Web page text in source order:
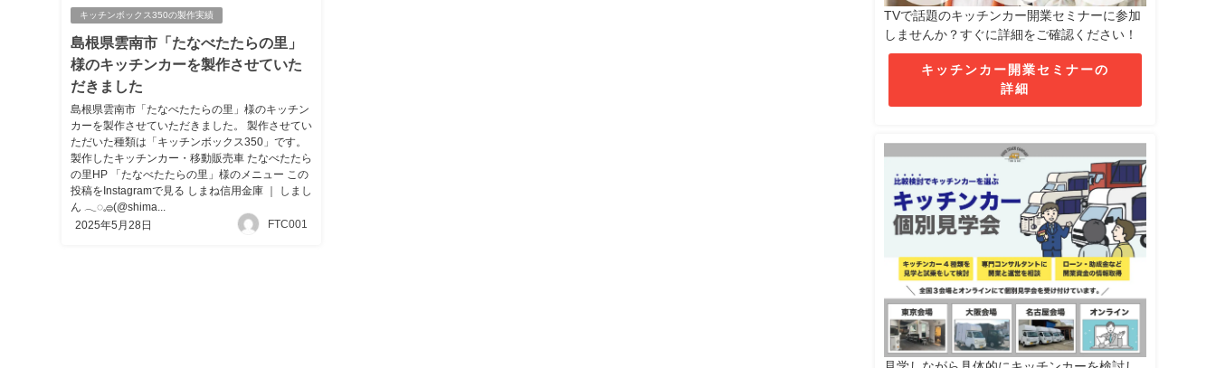
キッチンボックス350の製作実績
島根県雲南市「たなべたたらの里」
様のキッチンカーを製作させていた
だきました
島根県雲南市「たなべたたらの里」様のキッチン
カーを製作させていただきました。 製作させてい
ただいた種類は「キッチンボックス350」です。
製作したキッチンカー・移動販売車 たなべたたら
の里HP 「たなべたたらの里」様のメニュー この
投稿をInstagramで見る しまね信用金庫 ｜ しまし
ん 𓂃◌𓈒𓐍(@shima...
2025年5月28日
FTC001
TVで話題のキッチンカー開業セミナーに参加
しませんか？すぐに詳細をご確認ください！
キッチンカー開業セミナーの
詳細